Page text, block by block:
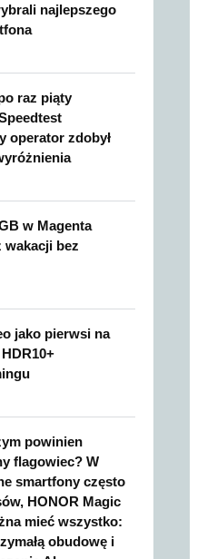
najlepszego
raz piąty
operator zdobył
w Magenta
wakacji bez
jako pierwsi na
powinien
flagowiec? W
smartfony często
HONOR Magic
mieć wszystko:
obudowę i